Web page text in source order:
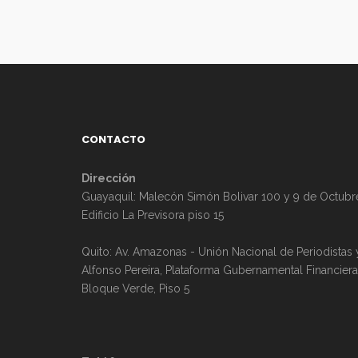
CONTACTO
Dirección
Guayaquil: Malecón Simón Bolivar 100 y 9 de
Edificio La Previsora piso 15
Quito: Av. Amazonas - Unión Nacional de Periodistas
Alfonso Pereira, Plataforma Gubernamental Financiera,
Bloque Verde, Piso 5